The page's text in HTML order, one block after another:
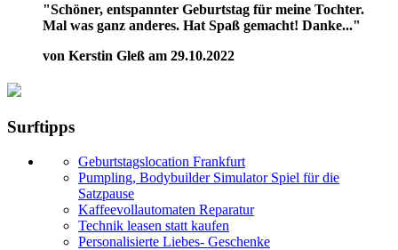
"Schöner, entspannter Geburtstag für meine Tochter.
Mal was ganz anderes. Hat Spaß gemacht! Danke..."
von Kerstin Gleß am 29.10.2022
Surftipps
Geburtstagslocation Frankfurt
Pumpling, Bodybuilder Simulator Spiel für die
Satzpause
Kaffeevollautomaten Reparatur
Technik leasen statt kaufen
Personalisierte Liebes- Geschenke